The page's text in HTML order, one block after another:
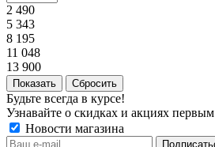
2 490
5 343
8 195
11 048
13 900
Сбросить
Будьте всегда в курсе!
Узнавайте о скидках и акциях первым
Новости магазина